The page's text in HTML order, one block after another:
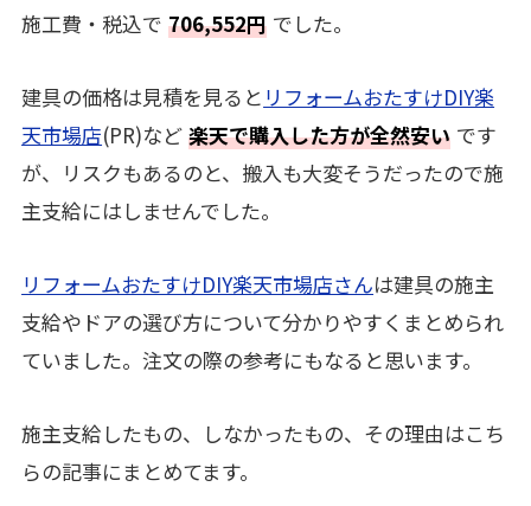
施工費・税込で 706,552円 でした。
建具の価格は見積を見ると リフォームおたすけDIY楽
天市場店(PR)など 楽天で購入した方が全然安い です
が、リスクもあるのと、搬入も大変そうだったので施
主支給にはしませんでした。
リフォームおたすけDIY楽天市場店さんは建具の施主
支給やドアの選び方について分かりやすくまとめられ
ていました。注文の際の参考にもなると思います。
施主支給したもの、しなかったもの、その理由はこち
らの記事にまとめてます。